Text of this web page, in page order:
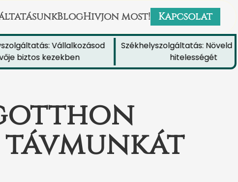
BlogHivjon most! Kapcsolat
Vállalkozásod
biztos kezekben
Székhelyszolgáltatás: Növeld a
hitelességét